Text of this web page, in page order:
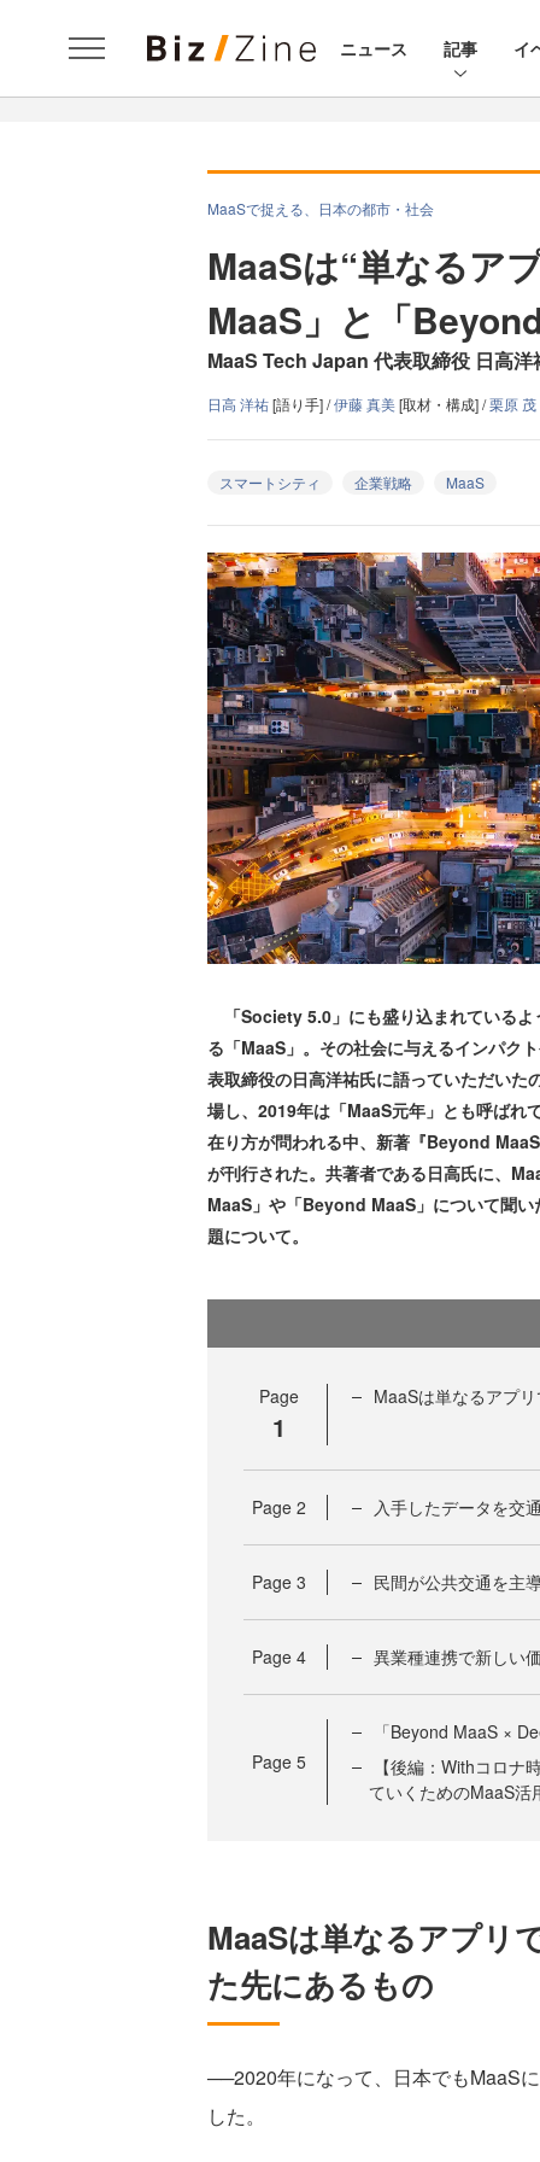
ニュース 記事 イ
MaaSで捉える、日本の都市・社会
MaaSは“単なるア
MaaS」と「
MaaS Tech Japan 代表取締役 日高
日高 洋祐[語り手] /伊藤 真美[取材・構成] /栗原
スマートシティ 企業戦略 MaaS
「Society 5.0」にも盛り込まれているよ
る「MaaS」。その社会に与えるインパク
表取締役の日高洋祐氏に語っていただい
場し、2019年は「MaaS元年」とも呼ばれ
在り方が問われる中、新著『Beyond
が刊行された。共著者である日高氏に、
MaaS」や「Beyond MaaS」について聞
題について。
Page
1
MaaSは単なるアプ
Page 2 入手したデータを交
Page 3 民間が公共交通を主
Page 4 異業種連携で新しい
Page 5
「Beyond MaaS ×
【後編：Withコロ
ていくためのMaaS活
MaaSは単なるアプリ
た先にあるもの
──2020年になって、日本でもMaaS
した。